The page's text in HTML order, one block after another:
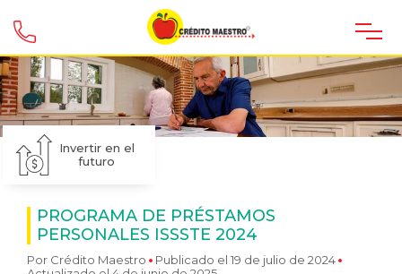
Invertir en el
futuro
PROGRAMA DE PRÉSTAMOS
PERSONALES ISSSTE 2024
Por Crédito Maestro
Publicado el 19 de julio de 2024